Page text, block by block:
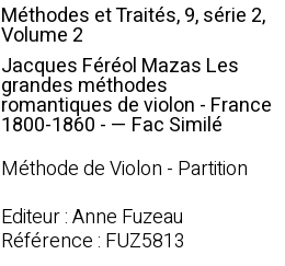
Méthodes et Traités, 9, série 2,
Volume 2
Jacques Féréol Mazas Les
grandes méthodes
romantiques de violon - France
1800-1860 - — Fac Similé
Méthode de Violon - Partition
Editeur : Anne Fuzeau
Référence : FUZ5813